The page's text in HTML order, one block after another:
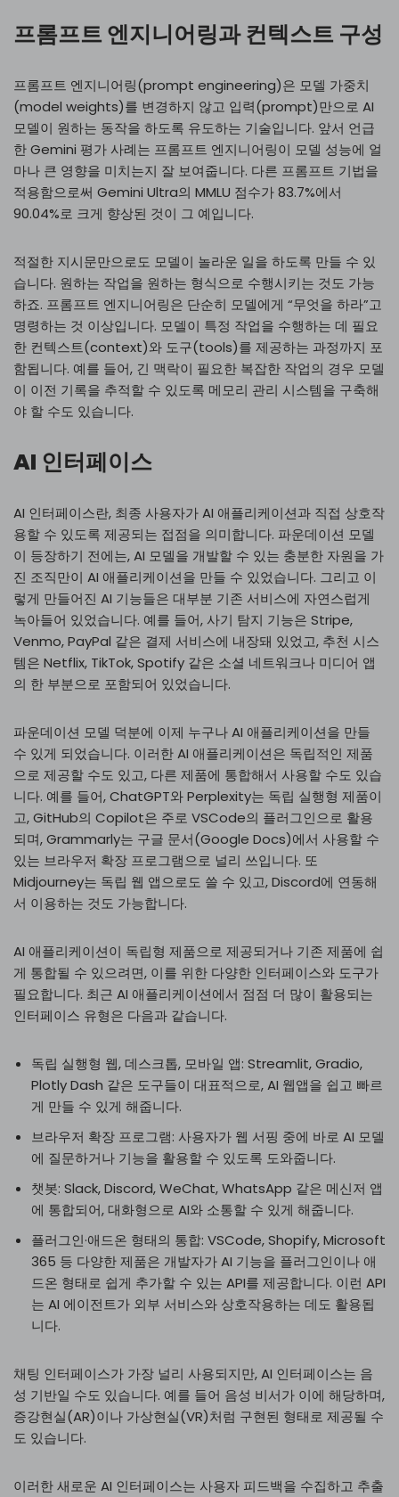
프롬프트 엔지니어링과 컨텍스트 구성
프롬프트 엔지니어링(prompt engineering)은 모델 가중치
(model weights)를 변경하지 않고 입력(prompt)만으로 AI
모델이 원하는 동작을 하도록 유도하는 기술입니다. 앞서 언급
한 Gemini 평가 사례는 프롬프트 엔지니어링이 모델 성능에 얼
마나 큰 영향을 미치는지 잘 보여줍니다. 다른 프롬프트 기법을
적용함으로써 Gemini Ultra의 MMLU 점수가 83.7%에서
90.04%로 크게 향상된 것이 그 예입니다.
적절한 지시문만으로도 모델이 놀라운 일을 하도록 만들 수 있
습니다. 원하는 작업을 원하는 형식으로 수행시키는 것도 가능
하죠. 프롬프트 엔지니어링은 단순히 모델에게 “무엇을 하라”고
명령하는 것 이상입니다. 모델이 특정 작업을 수행하는 데 필요
한 컨텍스트(context)와 도구(tools)를 제공하는 과정까지 포
함됩니다. 예를 들어, 긴 맥락이 필요한 복잡한 작업의 경우 모델
이 이전 기록을 추적할 수 있도록 메모리 관리 시스템을 구축해
야 할 수도 있습니다.
AI 인터페이스
AI 인터페이스란, 최종 사용자가 AI 애플리케이션과 직접 상호작
용할 수 있도록 제공되는 접점을 의미합니다. 파운데이션 모델
이 등장하기 전에는, AI 모델을 개발할 수 있는 충분한 자원을 가
진 조직만이 AI 애플리케이션을 만들 수 있었습니다. 그리고 이
렇게 만들어진 AI 기능들은 대부분 기존 서비스에 자연스럽게
녹아들어 있었습니다. 예를 들어, 사기 탐지 기능은 Stripe,
Venmo, PayPal 같은 결제 서비스에 내장돼 있었고, 추천 시스
템은 Netflix, TikTok, Spotify 같은 소셜 네트워크나 미디어 앱
의 한 부분으로 포함되어 있었습니다.
파운데이션 모델 덕분에 이제 누구나 AI 애플리케이션을 만들
수 있게 되었습니다. 이러한 AI 애플리케이션은 독립적인 제품
으로 제공할 수도 있고, 다른 제품에 통합해서 사용할 수도 있습
니다. 예를 들어, ChatGPT와 Perplexity는 독립 실행형 제품이
고, GitHub의 Copilot은 주로 VSCode의 플러그인으로 활용
되며, Grammarly는 구글 문서(Google Docs)에서 사용할 수
있는 브라우저 확장 프로그램으로 널리 쓰입니다. 또
Midjourney는 독립 웹 앱으로도 쓸 수 있고, Discord에 연동해
서 이용하는 것도 가능합니다.
AI 애플리케이션이 독립형 제품으로 제공되거나 기존 제품에 쉽
게 통합될 수 있으려면, 이를 위한 다양한 인터페이스와 도구가
필요합니다. 최근 AI 애플리케이션에서 점점 더 많이 활용되는
인터페이스 유형은 다음과 같습니다.
독립 실행형 웹, 데스크톱, 모바일 앱: Streamlit, Gradio,
Plotly Dash 같은 도구들이 대표적으로, AI 웹앱을 쉽고 빠르
게 만들 수 있게 해줍니다.
브라우저 확장 프로그램: 사용자가 웹 서핑 중에 바로 AI 모델
에 질문하거나 기능을 활용할 수 있도록 도와줍니다.
챗봇: Slack, Discord, WeChat, WhatsApp 같은 메신저 앱
에 통합되어, 대화형으로 AI와 소통할 수 있게 해줍니다.
플러그인·애드온 형태의 통합: VSCode, Shopify, Microsoft
365 등 다양한 제품은 개발자가 AI 기능을 플러그인이나 애
드온 형태로 쉽게 추가할 수 있는 API를 제공합니다. 이런 API
는 AI 에이전트가 외부 서비스와 상호작용하는 데도 활용됩
니다.
​​채팅 인터페이스가 가장 널리 사용되지만, AI 인터페이스는 음
성 기반일 수도 있습니다. 예를 들어 음성 비서가 이에 해당하며,
증강현실(AR)이나 가상현실(VR)처럼 구현된 형태로 제공될 수
도 있습니다.
이러한 새로운 AI 인터페이스는 사용자 피드백을 수집하고 추출